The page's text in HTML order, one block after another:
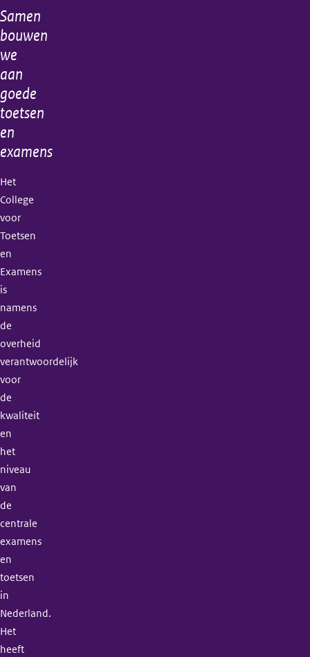
Algemene
informatie
Samen
bouwen
we
aan
goede
toetsen
en
examens
Het
College
voor
Toetsen
en
Examens
is
namens
de
overheid
verantwoordelijk
voor
de
kwaliteit
en
het
niveau
van
de
centrale
examens
en
toetsen
in
Nederland.
Het
heeft